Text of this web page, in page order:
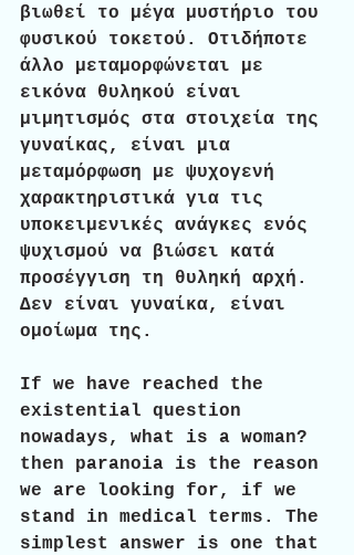
βιωθεί το μέγα μυστήριο του
φυσικού τοκετού. Οτιδήποτε
άλλο μεταμορφώνεται με
εικόνα θυληκού είναι
μιμητισμός στα στοιχεία της
γυναίκας, είναι μια
μεταμόρφωση με ψυχογενή
χαρακτηριστικά για τις
υποκειμενικές ανάγκες ενός
ψυχισμού να βιώσει κατά
προσέγγιση τη θυληκή αρχή.
Δεν είναι γυναίκα, είναι
ομοίωμα της.
If we have reached the
existential question
nowadays, what is a woman?
then paranoia is the reason
we are looking for, if we
stand in medical terms. The
simplest answer is one that